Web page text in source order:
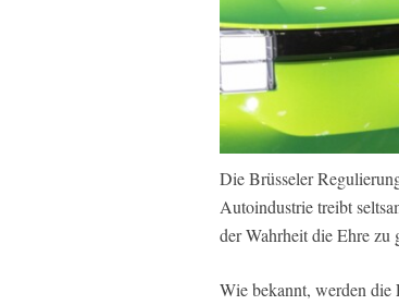
Die Brüsseler
Autoindustrie treibt
der Wahrheit die Ehre zu
Wie bekannt, werden